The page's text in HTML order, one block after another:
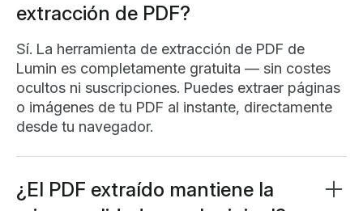
extracción de PDF?
Sí. La herramienta de extracción de PDF de
Lumin es completamente gratuita — sin costes
ocultos ni suscripciones. Puedes extraer páginas
o imágenes de tu PDF al instante, directamente
desde tu navegador.
¿El PDF extraído mantiene la